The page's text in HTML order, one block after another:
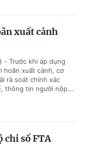
xuất cảnh
- Trước khi áp dụng
hoãn xuất cảnh, cơ
rà soát chính xác
thông tin người nộp...
chỉ số FTA